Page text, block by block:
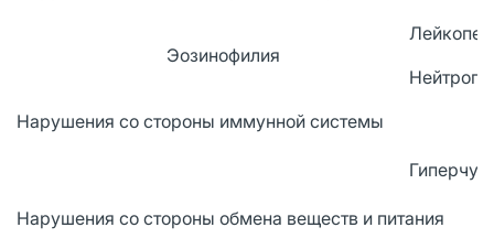
Эозинофилия
Нарушения со стороны иммунной системы
Нарушения со стороны обмена веществ и питания